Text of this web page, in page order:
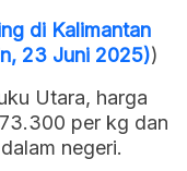
di Kalimantan
23 Juni 2025))
Utara, harga
per kg dan
negeri.